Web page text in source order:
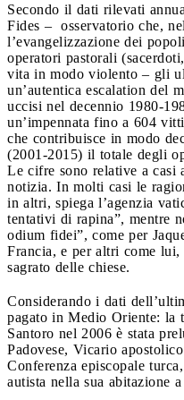
Secondo il dati rilevati
Fides – osservatorio che,
l’evangelizzazione dei
operatori pastorali
vita in modo violento – gli
un’autentica escalation del
uccisi nel decennio 1980-
un’impennata fino a 604
che contribuisce in modo
(2001-2015) il totale degli
Le cifre sono relative a casi
notizia. In molti casi le
in altri, spiega l’agenzia
tentativi di rapina”, mentre
odium fidei”, come per
Francia, e per altri come
sagrato delle chiese.
Considerando i dati
pagato in Medio Oriente: la
Santoro nel 2006 è stata
Padovese, Vicario
Conferenza episcopale
autista nella sua abitazione